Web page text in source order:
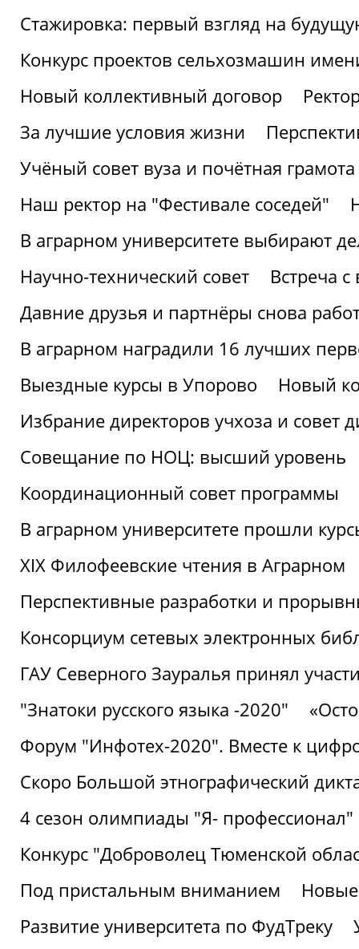
Стажировка: первый взгляд на
Конкурс проектов сельхозмашин
Новый коллективный договор
За лучшие условия жизни
Учёный совет вуза и почётная
Наш ректор на "Фестивале соседей"
В аграрном университете выбирают
Научно-технический совет
Встреча
Давние друзья и партнёры снова
В аграрном наградили 16 лучших
Выездные курсы в Упорово
Новый
Избрание директоров учхоза и совет
Совещание по НОЦ: высший уровень
Координационный совет программы
В аграрном университете прошли
XIX Филофеевские чтения в Аграрном
Перспективные разработки и
Консорциум сетевых электронных
ГАУ Северного Зауралья принял
"Знатоки русского языка -2020"
Форум "Инфотех-2020". Вместе к
Скоро Большой этнографический
4 сезон олимпиады "Я- профессионал"
Конкурс "Доброволец Тюменской
Под пристальным вниманием
Развитие университета по ФудТреку